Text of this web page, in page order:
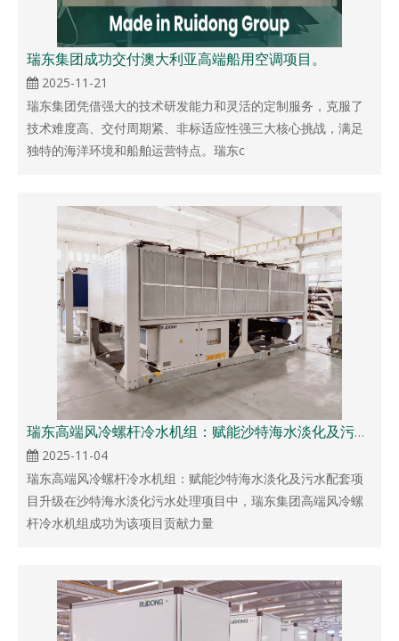
瑞东集团成功交付澳大利亚高端船用空调项目。
2025-11-21
瑞东集团凭借强大的技术研发能力和灵活的定制服务，克服了
技术难度高、交付周期紧、非标适应性强三大核心挑战，满足
独特的海洋环境和船舶运营特点。瑞东c
瑞东高端风冷螺杆冷水机组：赋能沙特海水淡化及污水配套项目升级
2025-11-04
瑞东高端风冷螺杆冷水机组：赋能沙特海水淡化及污水配套项
目升级在沙特海水淡化污水处理项目中，瑞东集团高端风冷螺
杆冷水机组成功为该项目贡献力量